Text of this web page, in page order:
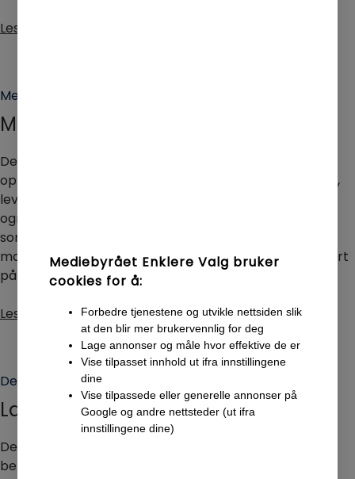
Les hvordan vi kan hjelpe deg
Medierådgiving
Maksimer din digitale innvirkning.
Det stadig skiftende medielandskapet krever vår
oppmerksomhet. Med en tydeligvekt på din målgruppe,
leverer vi strategisk rådgivning innen kommunikasjon
ogmedier – du kan nå ut til din målgruppe på en måte
som virkelig skiller seg ut. Medstor konkurranse i
markedet er det lønnsomt å rådføre seg med en ekspert
påfagområdet.
Les hvordan vi kan hjelpe deg
Design & Webutvikling
Lage raske og intuitive nettsider.
Den visuelle kommunikasjonen i en bedrift spiller en
betydelig rolle for hvordan et budskap blir mottatt av
Mediebyrået Enklere Valg bruker
cookies for å:
Forbedre tjenestene og utvikle nettsiden slik
at den blir mer brukervennlig for deg
Lage annonser og måle hvor effektive de er
Vise tilpasset innhold ut ifra innstillingene
dine
Vise tilpassede eller generelle annonser på
Google og andre nettsteder (ut ifra
innstillingene dine)